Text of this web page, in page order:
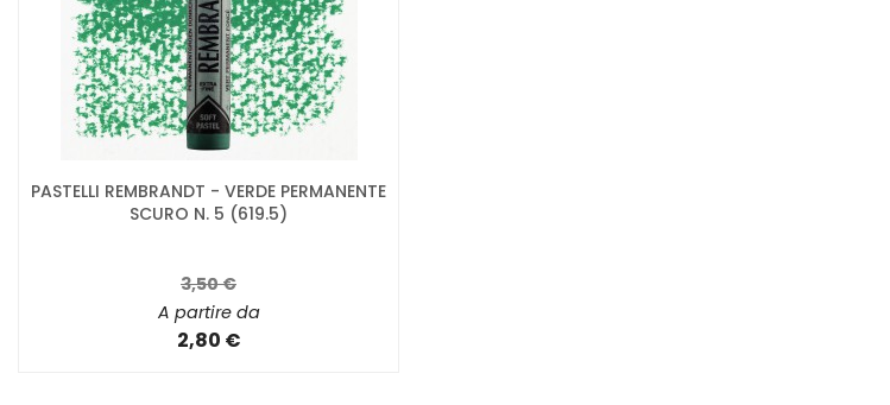
PASTELLI REMBRANDT - VERDE PERMANENTE
SCURO N. 5 (619.5)
3,50 €
A partire da
2,80 €